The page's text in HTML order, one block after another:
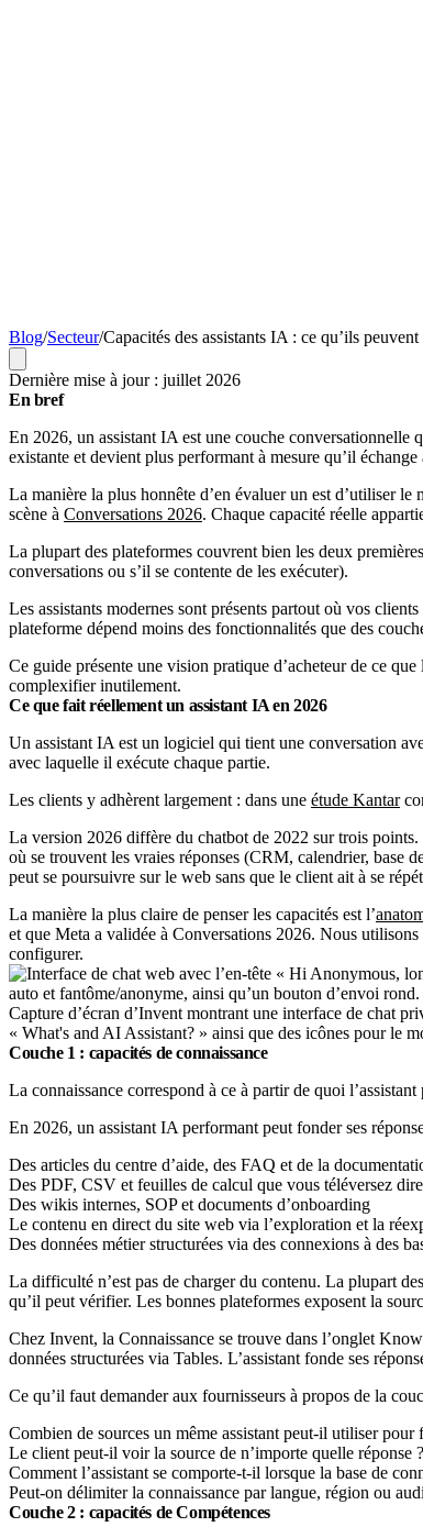
Blog/Secteur/Capacités des assistants IA : ce qu’ils
Dernière mise à jour : juillet 2026
En bref
En 2026, un assistant IA est une couche conversationnelle
existante et devient plus performant à mesure qu’il
La manière la plus honnête d’en évaluer un est d’utiliser
scène à Conversations 2026. Chaque capacité réelle
La plupart des plateformes couvrent bien les deux
conversations ou s’il se contente de les exécuter).
Les assistants modernes sont présents partout où vos
plateforme dépend moins des fonctionnalités que des
Ce guide présente une vision pratique d’acheteur de ce
complexifier inutilement.
Ce que fait réellement un assistant IA en 2026
Un assistant IA est un logiciel qui tient une conversation
avec laquelle il exécute chaque partie.
Les clients y adhèrent largement : dans une étude Kantar
La version 2026 diffère du chatbot de 2022 sur trois
où se trouvent les vraies réponses (CRM, calendrier, base
peut se poursuivre sur le web sans que le client ait à se
La manière la plus claire de penser les capacités est l’
et que Meta a validée à Conversations 2026. Nous
configurer.
Capture d’écran d’Invent montrant une interface de chat
« What's and AI Assistant? » ainsi que des icônes pour le
Couche 1 : capacités de connaissance
La connaissance correspond à ce à partir de quoi
En 2026, un assistant IA performant peut fonder ses
Des articles du centre d’aide, des FAQ et de la
Des PDF, CSV et feuilles de calcul que vous téléversez
Des wikis internes, SOP et documents d’onboarding
Le contenu en direct du site web via l’exploration et la
Des données métier structurées via des connexions à des
La difficulté n’est pas de charger du contenu. La plupart
qu’il peut vérifier. Les bonnes plateformes exposent la
Chez Invent, la Connaissance se trouve dans l’onglet
données structurées via Tables. L’assistant fonde ses
Ce qu’il faut demander aux fournisseurs à propos de la
Combien de sources un même assistant peut-il utiliser pour
Le client peut-il voir la source de n’importe quelle réponse ?
Comment l’assistant se comporte-t-il lorsque la base de
Peut-on délimiter la connaissance par langue, région ou
Couche 2 : capacités de Compétences